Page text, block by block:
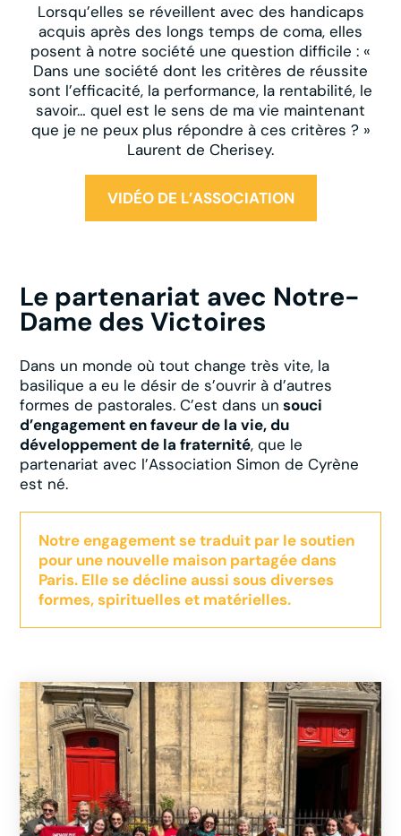
Lorsqu’elles se réveillent avec des handicaps
acquis après des longs temps de coma, elles
posent à notre société une question difficile : «
Dans une société dont les critères de réussite
sont l’efficacité, la performance, la rentabilité, le
savoir… quel est le sens de ma vie maintenant
que je ne peux plus répondre à ces critères ? »
Laurent de Cherisey.
VIDÉO DE L’ASSOCIATION
Le partenariat avec Notre-
Dame des Victoires
Dans un monde où tout change très vite, la
basilique a eu le désir de s’ouvrir à d’autres
formes de pastorales. C’est dans un souci
d’engagement en faveur de la vie, du
développement de la fraternité, que le
partenariat avec l’Association Simon de Cyrène
est né.
Notre engagement se traduit par le soutien
pour une nouvelle maison partagée dans
Paris. Elle se décline aussi sous diverses
formes, spirituelles et matérielles.